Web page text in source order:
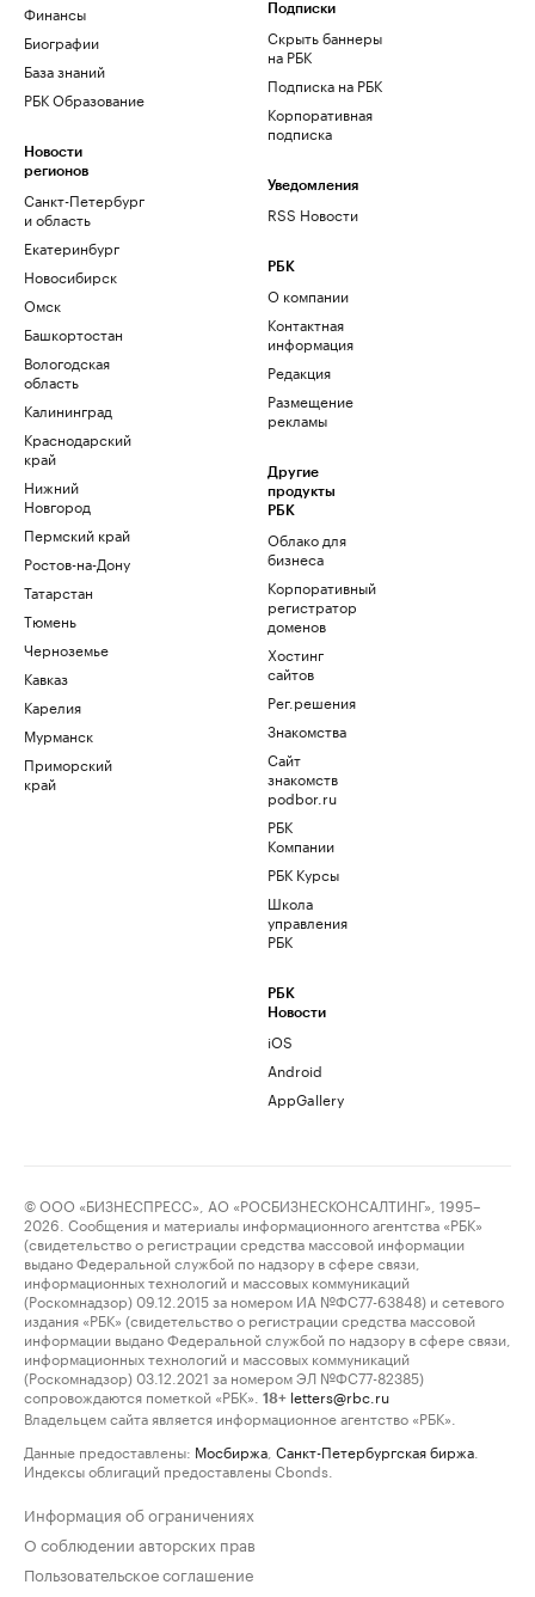
Финансы
Биографии
База знаний
РБК Образование
Новости
регионов
Санкт-Петербург
и область
Екатеринбург
Новосибирск
Омск
Башкортостан
Вологодская
область
Калининград
Краснодарский
край
Нижний
Новгород
Пермский край
Ростов-на-Дону
Татарстан
Тюмень
Черноземье
Кавказ
Карелия
Мурманск
Приморский
край
Подписки
Скрыть баннеры
на РБК
Подписка на РБК
Корпоративная
подписка
Уведомления
RSS Новости
РБК
О компании
Контактная
информация
Редакция
Размещение
рекламы
Другие
продукты
РБК
Облако для
бизнеса
Корпоративный
регистратор
доменов
Хостинг
сайтов
Рег.решения
Знакомства
Сайт
знакомств
podbor.ru
РБК
Компании
РБК Курсы
Школа
управления
РБК
РБК
Новости
iOS
Android
AppGallery
© ООО «БИЗНЕСПРЕСС», АО «РОСБИЗНЕСКОНСАЛТИНГ», 1995–
2026. Сообщения и материалы информационного агентства «РБК»
(свидетельство о регистрации средства массовой информации
выдано Федеральной службой по надзору в сфере связи,
информационных технологий и массовых коммуникаций
(Роскомнадзор) 09.12.2015 за номером ИА №ФС77-63848) и сетевого
издания «РБК» (свидетельство о регистрации средства массовой
информации выдано Федеральной службой по надзору в сфере связи,
информационных технологий и массовых коммуникаций
(Роскомнадзор) 03.12.2021 за номером ЭЛ №ФС77-82385)
сопровождаются пометкой «РБК».
18+ letters@rbc.ru
Владельцем сайта является информационное агентство «РБК».
Данные предоставлены: Мосбиржа Санкт-Петербургская биржа
Индексы облигаций предоставлены Cbonds.
Информация об ограничениях
О соблюдении авторских прав
Пользовательское соглашение